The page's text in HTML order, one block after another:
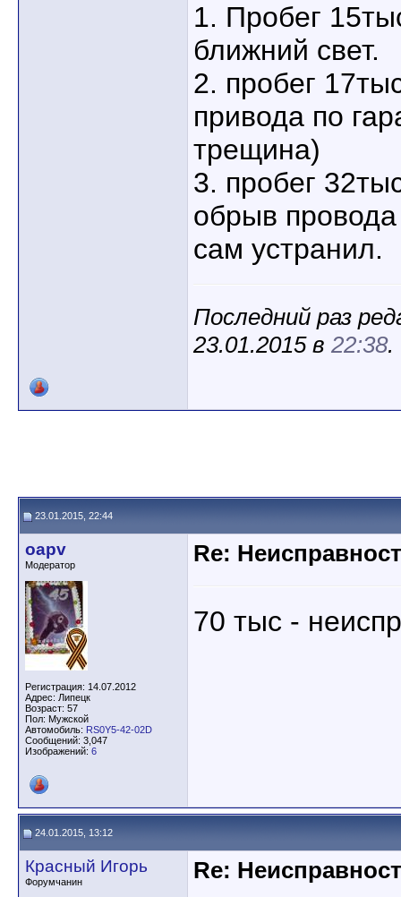
1. Пробег
ближний свет.
2. пробег
привода по
трещина)
3. пробег
обрыв
сам устранил.
Последний раз
23.01.2015 в 22:38.
23.01.2015, 22:44
oapv
Модератор
Регистрация: 14.07.2012
Адрес: Липецк
Возраст: 57
Пол: Мужской
Автомобиль: RS0Y5-42-02D
Сообщений: 3,047
Изображений: 6
Re:
70 тыс -
24.01.2015, 13:12
Красный Игорь
Форумчанин
Re: